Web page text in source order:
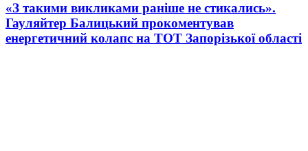
«З такими викликами раніше не стикались».
Гауляйтер Балицький прокоментував
енергетичний колапс на ТОТ Запорізької області